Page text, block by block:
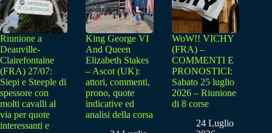
Riunione a
Deauville-
Clairefontaine
(FRA) 27/07:
Siepi e Steeple di
spessore con
molti cavalli al
via per quote
interessanti e
King George VI
And Queen
Elizabeth Stakes
– Ascot (UK):
attori, commenti,
prono, quote
indicative ed
analisi della corsa
WoW!! VICHY
(FRA) –
COMMENTI E
PRONOSTICI:
Sabato 25 luglio
2026 – Riunione
di 8 corse
24 Luglio